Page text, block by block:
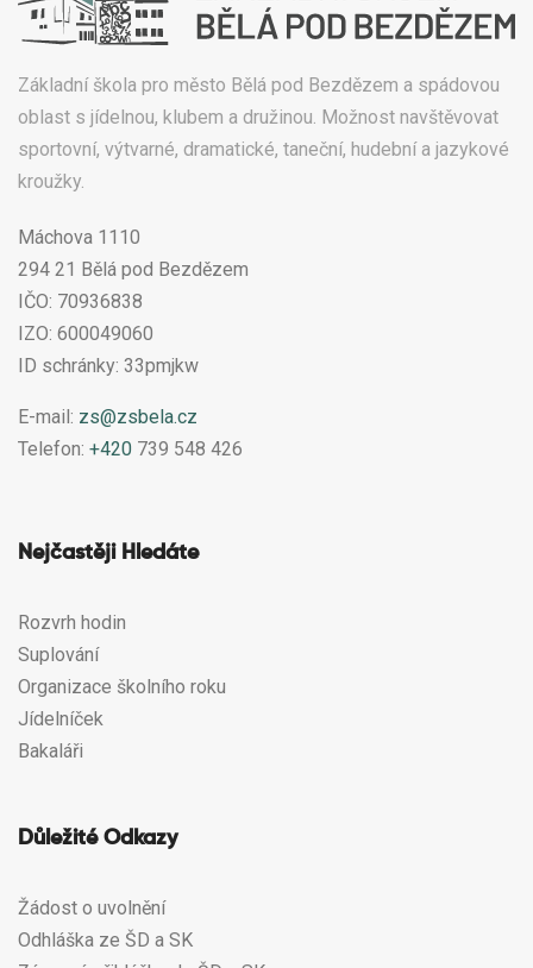
Základní škola pro město Bělá pod Bezdězem a spádovou
oblast s jídelnou, klubem a družinou. Možnost navštěvovat
sportovní, výtvarné, dramatické, taneční, hudební a jazykové
kroužky.
Máchova 1110
294 21 Bělá pod Bezdězem
IČO: 70936838
IZO: 600049060
ID schránky: 33pmjkw
E-mail: zs@zsbela.cz
Telefon: +420 739 548 426
Nejčastěji Hledáte
Rozvrh hodin
Suplování
Organizace školního roku
Jídelníček
Bakaláři
Důležité Odkazy
Žádost o uvolnění
Odhláška ze ŠD a SK